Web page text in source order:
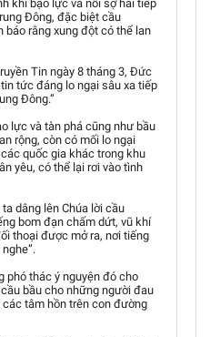
khi bạo lực và nỗi sợ hãi tiếp
Đông, đặc biệt cầu
báo rằng xung đột có thể lan
Tin ngày 8 tháng 3, Đức
tức đáng lo ngại sâu xa tiếp
Đông.”
lực và tàn phá cũng như bầu
rộng, còn có mối lo ngại
quốc gia khác trong khu
yêu, có thể lại rơi vào tình
dâng lên Chúa lời cầu
bom đạn chấm dứt, vũ khí
thoại được mở ra, nơi tiếng
phó thác ý nguyện đó cho
bầu cho những người đau
tâm hồn trên con đường